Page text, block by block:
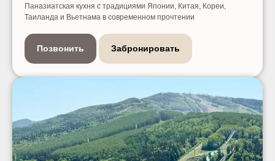
Паназиатская кухня с традициями Японии, Китая, Кореи,
Таиланда и Вьетнама в современном прочтении
Позвонить Забронировать